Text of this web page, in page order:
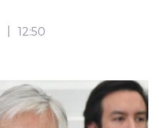
12:50